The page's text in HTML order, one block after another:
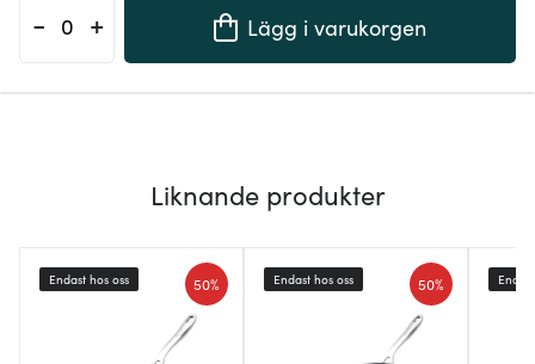
- + Lägg i varukorgen
Liknande produkter
50%
Endast hos oss 50%
Endast hos oss